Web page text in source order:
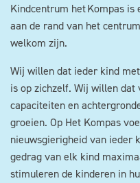
Kindcentrum het Kompas
aan de rand van het
welkom zijn.
Wij willen dat ieder kind
is op zichzelf. Wij willen dat
capaciteiten en
groeien. Op Het Kompas
nieuwsgierigheid van ieder
gedrag van elk kind
stimuleren de kinderen in